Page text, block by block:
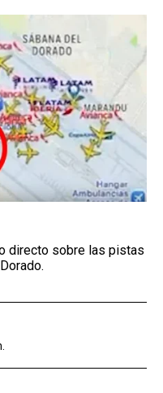
directo sobre las pistas